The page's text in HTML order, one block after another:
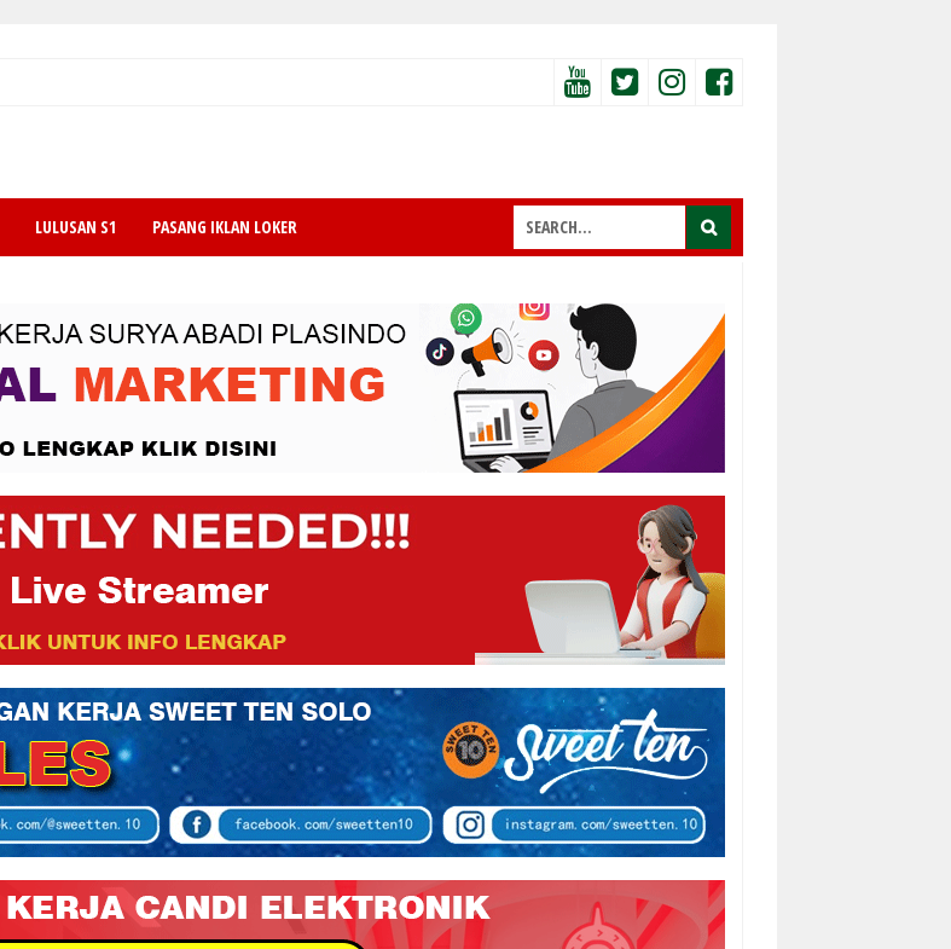
LULUSAN S1 PASANG IKLAN LOKER